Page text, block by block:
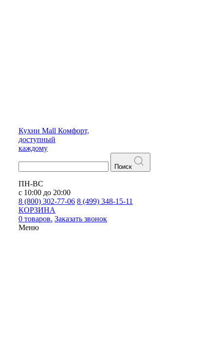
Кухни Mall Комфорт,
доступный
каждому
Поиск
ПН-ВС
с 10:00 до 20:00
8 (800) 302-77-06 8 (499) 348-15-11
КОРЗИНА
0 товаров. Заказать звонок
Меню